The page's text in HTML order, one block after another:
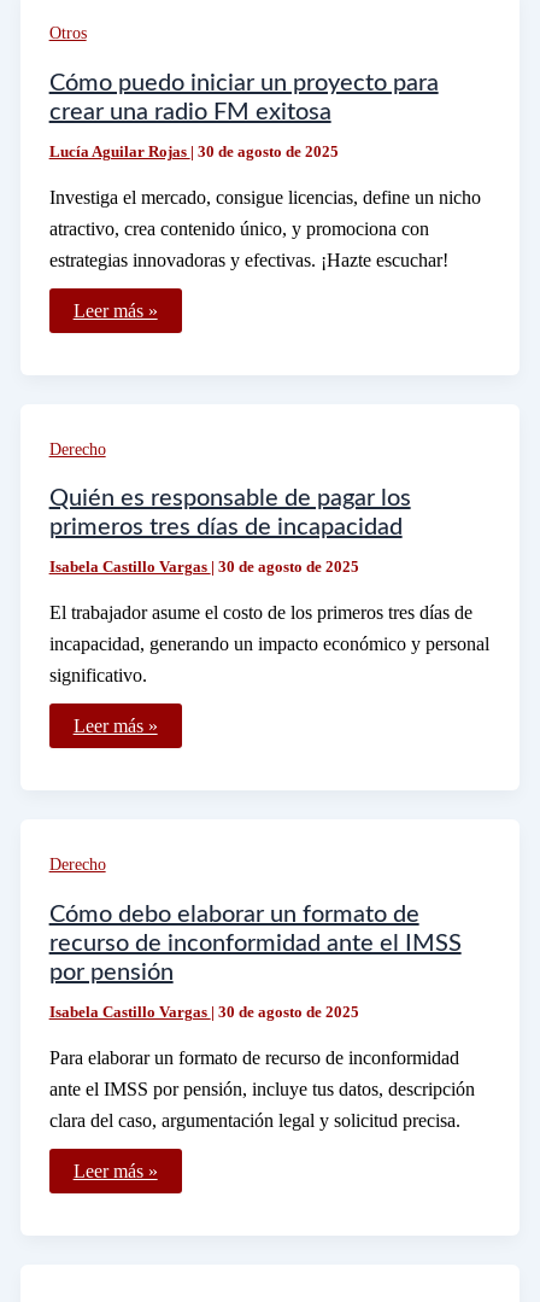
Cuál
Su
Importancia
Otros
Cómo puedo iniciar un proyecto para
crear una radio FM exitosa
Lucía Aguilar Rojas | 30 de agosto de 2025
Investiga el mercado, consigue licencias, define un nicho
atractivo, crea contenido único, y promociona con
estrategias innovadoras y efectivas. ¡Hazte escuchar!
Cómo
puedo
una
radio
exitosa
Leer más »
Derecho
Quién es responsable de pagar los
primeros tres días de incapacidad
Isabela Castillo Vargas | 30 de agosto de 2025
El trabajador asume el costo de los primeros tres días de
incapacidad, generando un impacto económico y personal
significativo.
Quién
es
tres
días
incapacidad
Leer más »
Derecho
Cómo debo elaborar un formato de
recurso de inconformidad ante el IMSS
por pensión
Isabela Castillo Vargas | 30 de agosto de 2025
Para elaborar un formato de recurso de inconformidad
ante el IMSS por pensión, incluye tus datos, descripción
clara del caso, argumentación legal y solicitud precisa.
Cómo
debo
Leer más »